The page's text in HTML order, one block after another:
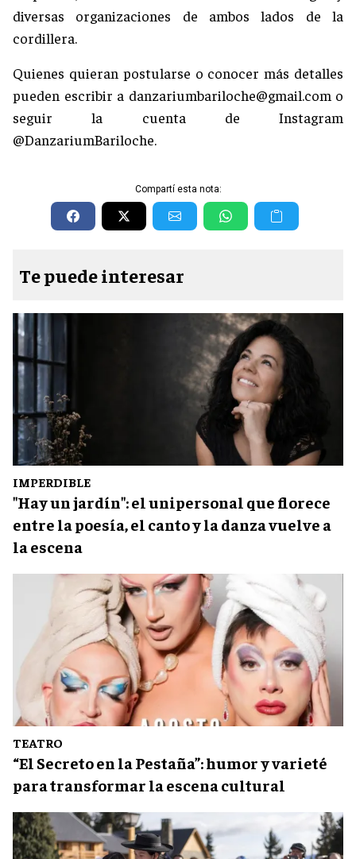
diversas organizaciones de ambos lados de la
cordillera.
Quienes quieran postularse o conocer más detalles
pueden escribir a danzariumbariloche@gmail.com o
seguir la cuenta de Instagram
@DanzariumBariloche.
Compartí esta nota:
Te puede interesar
IMPERDIBLE
"Hay un jardín": el unipersonal que florece
entre la poesía, el canto y la danza vuelve a
la escena
TEATRO
“El Secreto en la Pestaña”: humor y varieté
para transformar la escena cultural